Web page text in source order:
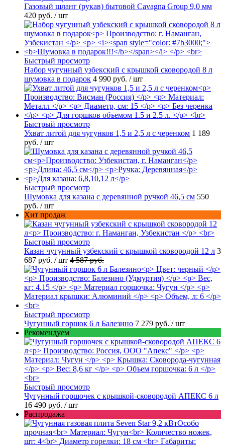
Газовый шланг (рукав) бытовой Cavagna Group 9,0 мм
420 руб. / шт
Быстрый просмотр
Набор чугунный узбекский с крышкой сковородой 8 л
шумовка в подарок 4 990 руб. / шт
Быстрый просмотр
Ухват литой для чугунков 1,5 и 2,5 л с черенком 1 189
руб. / шт
Быстрый просмотр
Шумовка для казана с деревянной ручкой 46,5 см 550
руб. / шт
Хит продаж
Быстрый просмотр
Казан чугунный узбекский с крышкой сковородой 12 л 3
687 руб. / шт 4 587 руб.
Быстрый просмотр
Чугунный горшок 6 л Балезино 7 279 руб. / шт
Рекомендуем
Быстрый просмотр
Чугунный горшочек с крышкой-сковородой АПЕКС 6 л
16 490 руб. / шт
Распродажа